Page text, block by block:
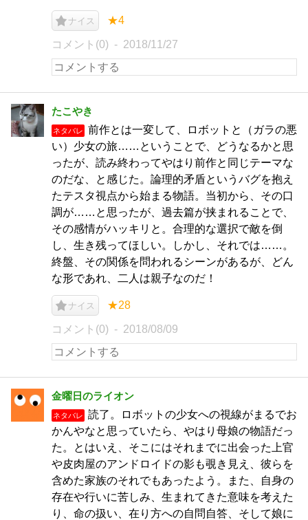
ナイス ★4
コメント(0) 2018/11/27
たこやき
ネタバレ
前作とは一変して、ロボットと（ガラの悪
い）少女の旅……ということで、どうなるかと思
ったが、読み終わってやはり前作と同じテーマな
のだな、と感じた。論理的矛盾というバグを抱え
たテスタ視点から始まる物語。当初から、その口
調が……と思ったが、過去篇が挟まれることで、
その感情がハッキリと。合理的な選択で敵を倒
し、生き残ってほしい。しかし、それでは……。
終盤、その関係を問われるシーンがあるが、どん
な形であれ、二人は親子なのだ！
ナイス ★28
コメント(0) 2018/08/09
金曜日のライオン
ネタバレ
読了。ロボットの少女への視線がまるでお
かんやなと思っていたら、やはり母娘の物語だっ
た。とはいえ、そこにはそれまでに出会った上官
や皮肉屋のアンドロイドの影も覗き見え、彼らを
含めた家族のそれでもあったよう。また、自身の
存在や行いに苦しみ、生まれてきた意味を考えた
り、命の扱い、在り方への自問自答、そして娘に